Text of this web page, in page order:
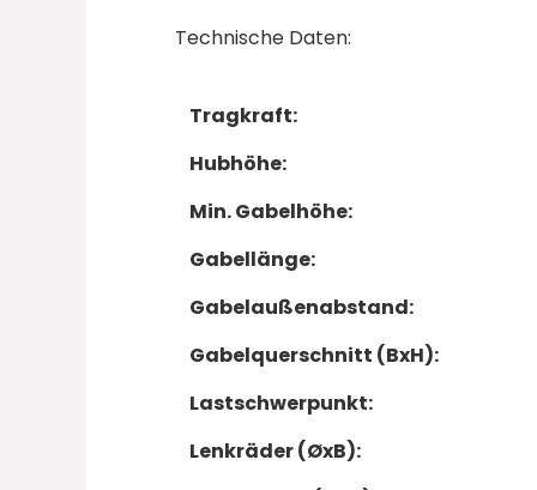
Technische Daten:
Tragkraft:
Hubhöhe:
Min. Gabelhöhe:
Gabellänge:
Gabelaußenabstand:
Gabelquerschnitt (BxH):
Lastschwerpunkt:
Lenkräder (ØxB):